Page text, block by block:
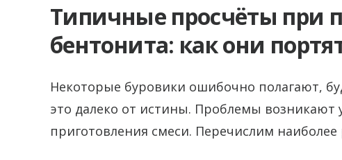
Типичные просчёты при
бентонита: как они
Некоторые буровики ошибочно полагают,
это далеко от истины. Проблемы возникают
приготовления смеси. Перечислим